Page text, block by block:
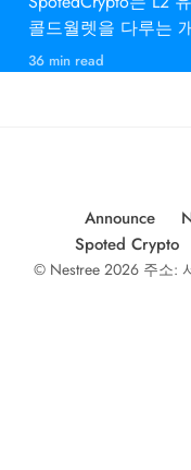
콜드월렛을 다루는
다.
36 min read
Announce
Spoted Crypto
© Nestree 2026 주소: